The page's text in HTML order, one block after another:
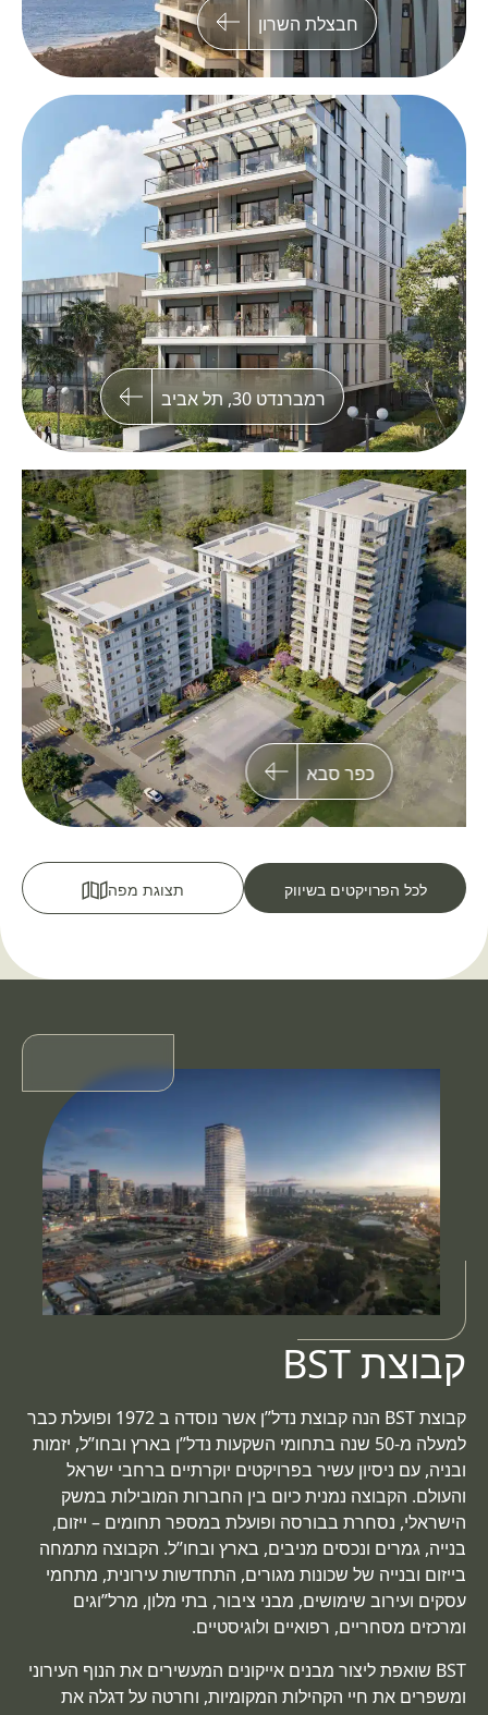
חבצלת השרון
רמברנדט 30, תל אביב
כפר סבא
פרויקט פינוי-בינוי מתחם גאולה בכפר סבא
במסגרתו ייבנו 151 יחידות דיור בשלושה בניינים
המתוכננים בקפידה
כפר סבא
לכל הפרויקטים בשיווק תצוגת מפה
קבוצת BST
קבוצת BST הנה קבוצת נדל”ן אשר נוסדה ב 1972 ופועלת כבר
למעלה מ-50 שנה בתחומי השקעות נדל”ן בארץ ובחו”ל, יזמות
ובניה, עם ניסיון עשיר בפרויקטים יוקרתיים ברחבי ישראל
והעולם. הקבוצה נמנית כיום בין החברות המובילות במשק
הישראלי, נסחרת בבורסה ופועלת במספר תחומים – ייזום,
בנייה, גמרים ונכסים מניבים, בארץ ובחו”ל. הקבוצה מתמחה
בייזום ובנייה של שכונות מגורים, התחדשות עירונית, מתחמי
עסקים ועירוב שימושים, מבני ציבור, בתי מלון, מרל”וגים
ומרכזים מסחריים, רפואיים ולוגיסטיים.
BST שואפת ליצור מבנים אייקונים המעשירים את הנוף העירוני
ומשפרים את חיי הקהילות המקומיות, וחרטה על דגלה את